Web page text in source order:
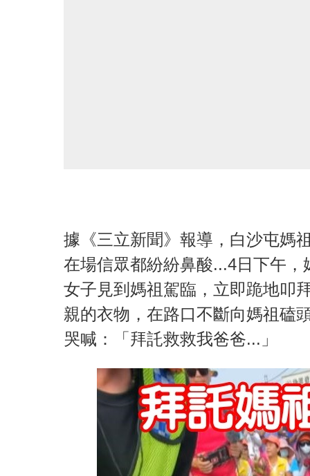
據《三立新聞》報導，白沙屯媽
在場信眾都紛紛鼻酸...4日下午
女子見到媽祖駕臨，立即跪地叩
親的衣物，在路口不斷向媽祖磕
哭喊：「拜託救救我爸爸...」